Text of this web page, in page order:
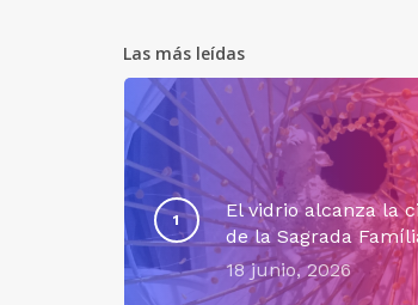
Las más leídas
El vidrio alcanza la
de la Sagrada
18 junio, 2026